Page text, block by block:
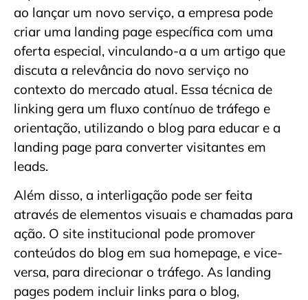
ao lançar um novo serviço, a empresa pode
criar uma landing page específica com uma
oferta especial, vinculando-a a um artigo que
discuta a relevância do novo serviço no
contexto do mercado atual. Essa técnica de
linking gera um fluxo contínuo de tráfego e
orientação, utilizando o blog para educar e a
landing page para converter visitantes em
leads.
Além disso, a interligação pode ser feita
através de elementos visuais e chamadas para
ação. O site institucional pode promover
conteúdos do blog em sua homepage, e vice-
versa, para direcionar o tráfego. As landing
pages podem incluir links para o blog,